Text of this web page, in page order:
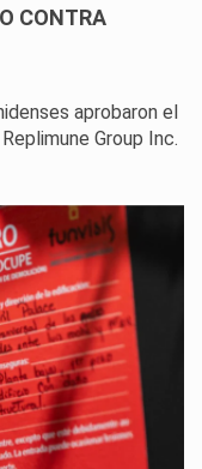
CONTRA
aprobaron el
Group Inc.